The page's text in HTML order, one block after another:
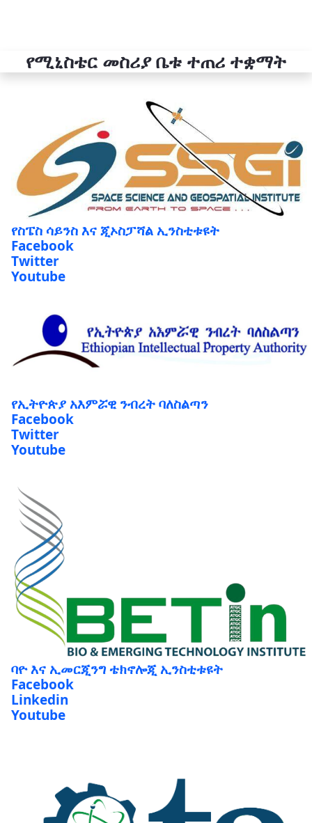
የሚኒስቴር መስሪያ ቤቱ ተጠሪ ተቋማት
የስፔስ ሳይንስ እና ጂኦስፓሻል ኢንስቲቱዩት
Facebook
Twitter
Youtube
የኢትዮጵያ አእምሯዊ ንብረት ባለስልጣን
Facebook
Twitter
Youtube
ባዮ እና ኢመርጂንግ ቴክኖሎጂ ኢንስቲቱዩት
Facebook
Linkedin
Youtube